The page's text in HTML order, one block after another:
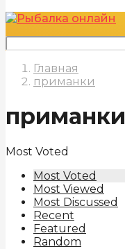
Главная
приманки
приманки
Most Voted
Most Voted
Most Viewed
Most Discussed
Recent
Featured
Random